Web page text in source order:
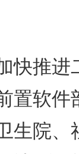
推进
置软件
生院、